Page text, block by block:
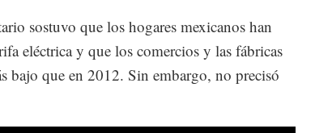
sostuvo que los hogares mexicanos han
eléctrica y que los comercios y las fábricas
bajo que en 2012. Sin embargo, no precisó